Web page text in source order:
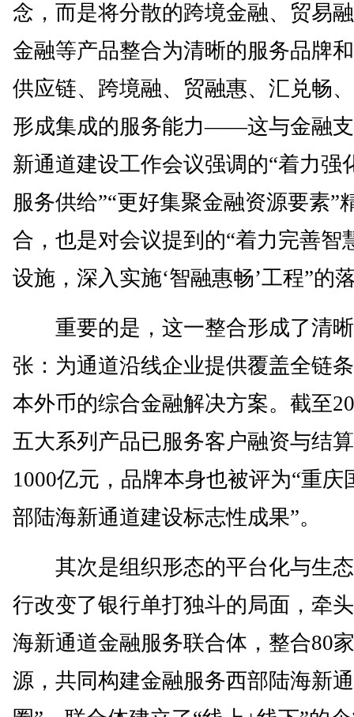
念，而是将分散的跨境金融、贸易
金融等产品整合为清晰的服务品牌
供应链、跨境融、贸融惠、汇兑畅
形成集成的服务能力——这与金融
新通道建设工作会议强调的“着力强
服务供给”“更好集聚金融资源要素”
合，也是对会议提到的“着力完善智
设施，深入实施‘智融惠畅’工程”的
重要的是，这一整合形成了清晰
张：为通道沿线企业提供覆盖全链
本外币的综合金融解决方案。截至
五大系列产品已服务客户融资与结
1000亿元，品牌本身也被评为“重庆
部陆海新通道建设标志性成果”。
其次是组织形态的平台化与生态
行改变了银行单打独斗的局面，牵
海新通道金融服务联合体，整合80
源，共同构建金融服务西部陆海新